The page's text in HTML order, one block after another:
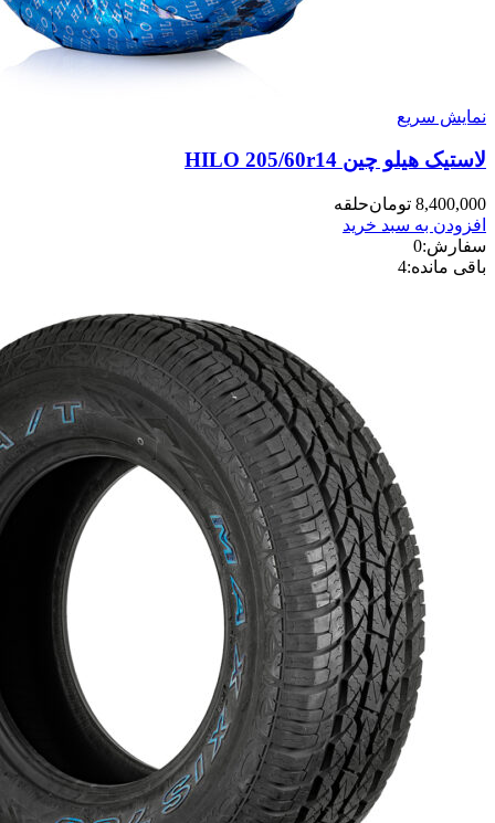
نمایش سریع
لاستیک هیلو چین HILO 205/60r14
8,400,000 تومانحلقه
افزودن به سبد خرید
سفارش:0
باقی مانده:4